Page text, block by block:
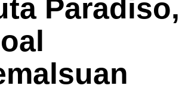
Paradiso,